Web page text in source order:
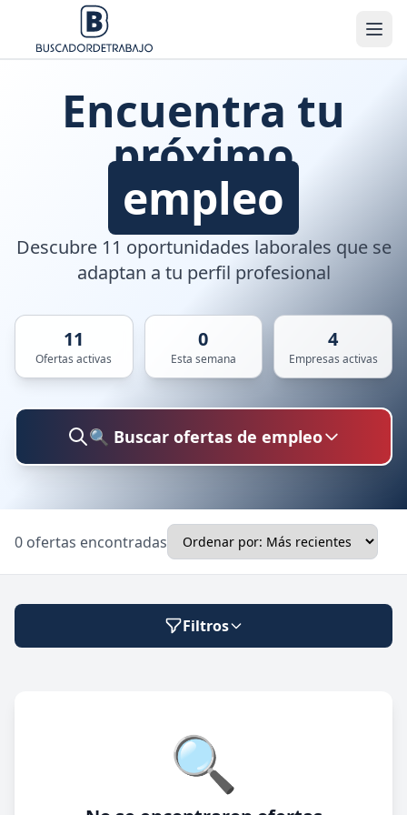
Encuentra tu
próximo
empleo
Descubre 11 oportunidades laborales que se
adaptan a tu perfil profesional
11
Ofertas activas
0
Esta semana
4
Empresas activas
🔍 Buscar ofertas de empleo
Ubicación
🔍 Buscar
0 ofertas encontradas
Filtros
Modalidad de trabajo🔍